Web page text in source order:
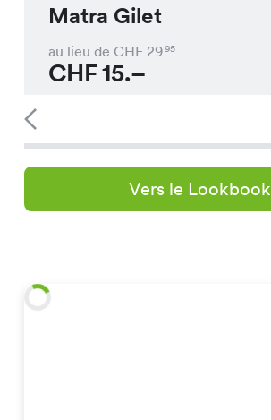
Matra Gilet
au lieu de CHF 2995
CHF15.–
Vers le Lookbook